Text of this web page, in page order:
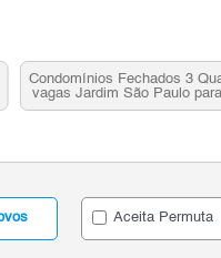
Condomínios Fechados 3
vagas Jardim São Paulo para
Zona Norte, SP
Aceita Permuta